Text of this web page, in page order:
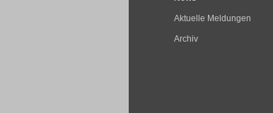
Aktuelle Meldungen
Archiv